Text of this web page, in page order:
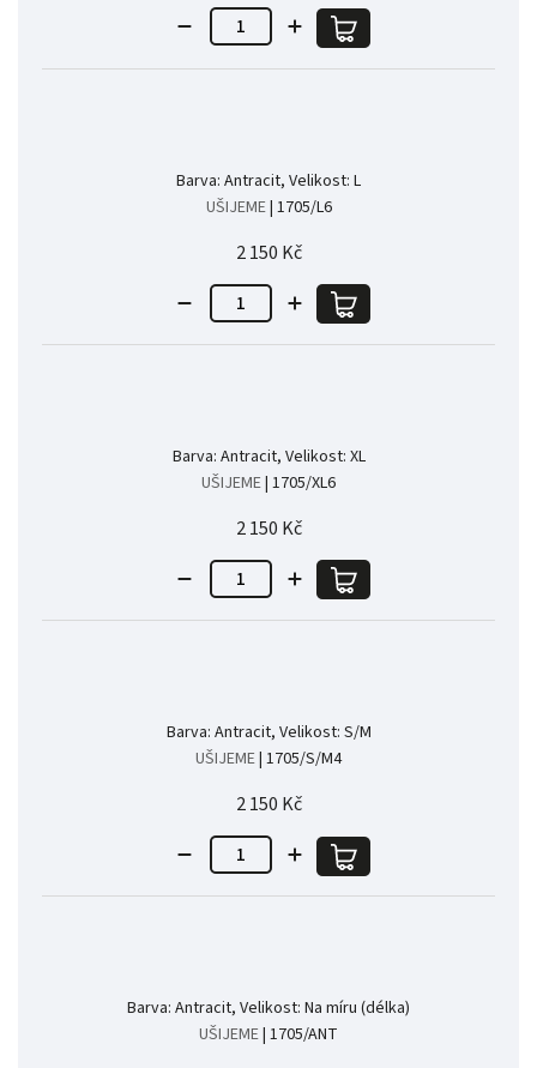
Barva: Antracit, Velikost: L
UŠIJEME| 1705/L6
2 150 Kč
Barva: Antracit, Velikost: XL
UŠIJEME| 1705/XL6
2 150 Kč
Barva: Antracit, Velikost: S/M
UŠIJEME| 1705/S/M4
2 150 Kč
Barva: Antracit, Velikost: Na míru (délka)
UŠIJEME| 1705/ANT